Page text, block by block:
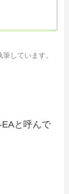
しています。
と呼んで